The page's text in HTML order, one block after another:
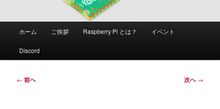
メ
ホーム ご挨拶 Raspberry Pi とは？ イベント
Discord
投
← 前へ 次へ→